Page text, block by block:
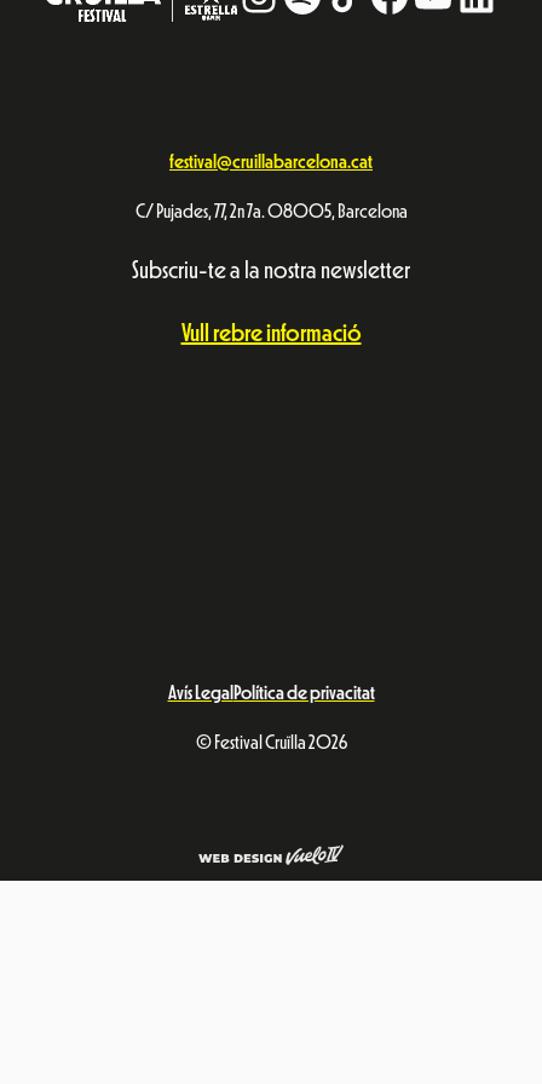
festival@cruillabarcelona.cat
C/ Pujades, 77, 2n 7a. 08005, Barcelona
Subscriu-te a la nostra newsletter
Vull rebre informació
Avís Legal Política de privacitat
© Festival Cruïlla 2026